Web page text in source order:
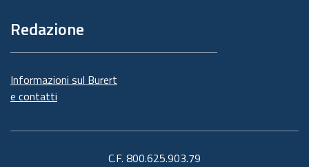
Redazione
Informazioni sul Burert
e contatti
C.F. 800.625.903.79